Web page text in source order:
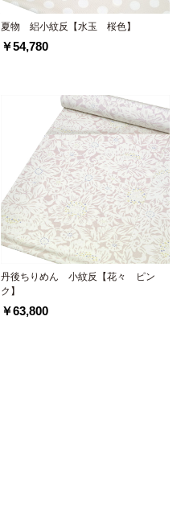
夏物 絽小紋反【水玉 桜色】
￥54,780
丹後ちりめん 小紋反【花々 ピン
ク】
￥63,800